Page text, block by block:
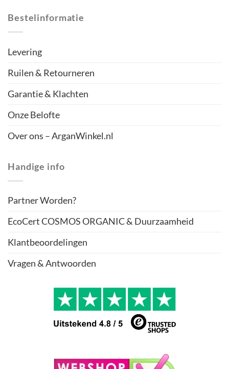
Bestelinformatie
Levering
Ruilen & Retourneren
Garantie & Klachten
Onze Belofte
Over ons – ArganWinkel.nl
Handige info
Partner Worden?
EcoCert COSMOS ORGANIC & Duurzaamheid
Klantbeoordelingen
Vragen & Antwoorden